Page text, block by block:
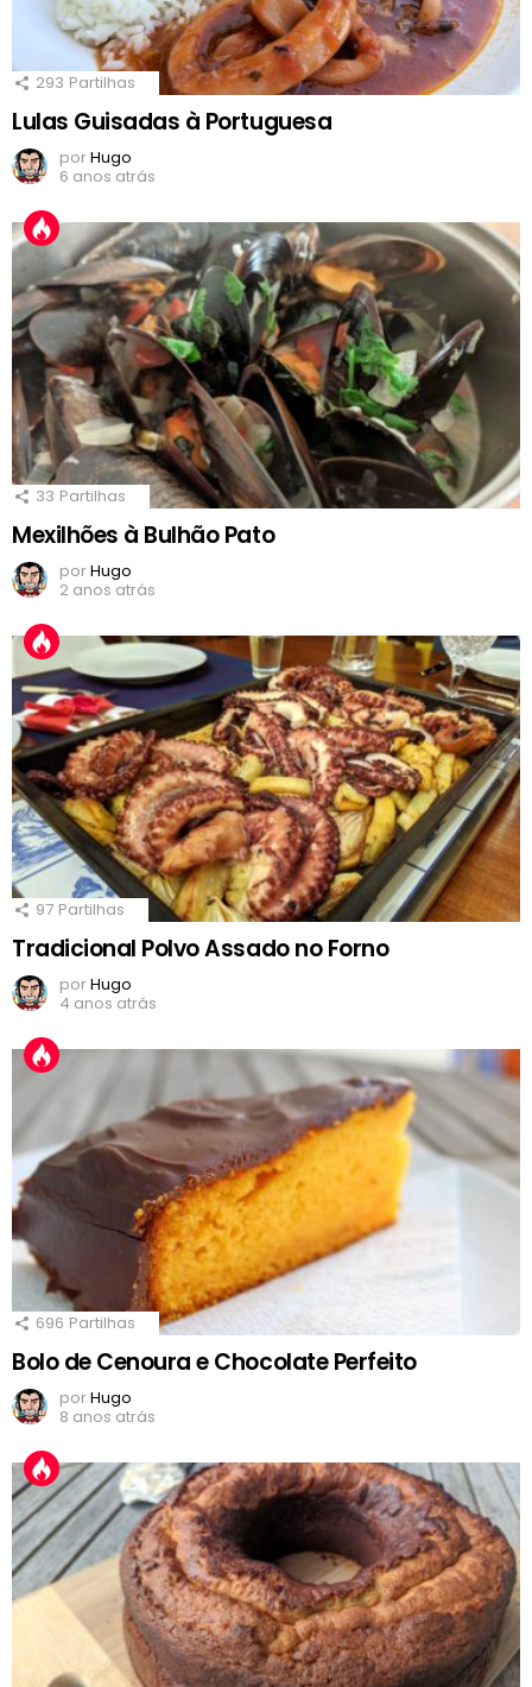
293 Partilhas
Lulas Guisadas à Portuguesa
porHugo
6 anos atrás
33 Partilhas
Mexilhões à Bulhão Pato
porHugo
2 anos atrás
97 Partilhas
Tradicional Polvo Assado no Forno
porHugo
4 anos atrás
696 Partilhas
Bolo de Cenoura e Chocolate Perfeito
porHugo
8 anos atrás